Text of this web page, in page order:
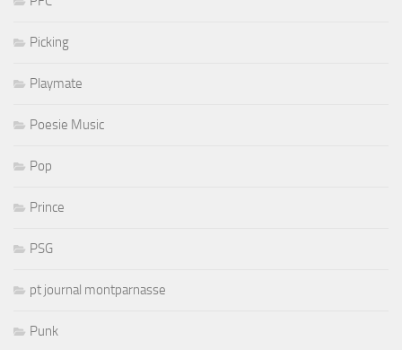
Picking
Playmate
Poesie Music
Pop
Prince
PSG
pt journal montparnasse
Punk